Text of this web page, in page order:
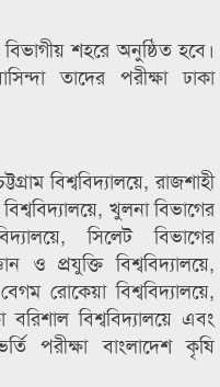
শহরে অনুষ্ঠিত হবে।
তাদের পরীক্ষা ঢাকা
বিশ্ববিদ্যালয়ে, রাজশাহী
বিশ্ববিদ্যালয়ে, খুলনা বিভাগের
সিলেট বিভাগের
ও প্রযুক্তি বিশ্ববিদ্যালয়ে,
রোকেয়া বিশ্ববিদ্যালয়ে,
বরিশাল বিশ্ববিদ্যালয়ে এবং
পরীক্ষা বাংলাদেশ কৃষি